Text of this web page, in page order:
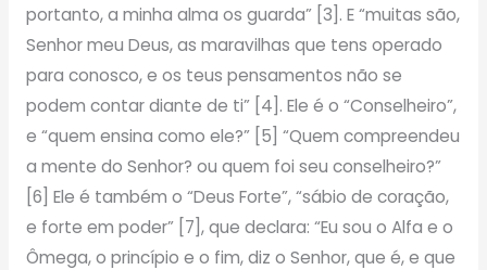
portanto, a minha alma os guarda” [3]. E “muitas são,
Senhor meu Deus, as maravilhas que tens operado
para conosco, e os teus pensamentos não se
podem contar diante de ti” [4]. Ele é o “Conselheiro”,
e “quem ensina como ele?” [5] “Quem compreendeu
a mente do Senhor? ou quem foi seu conselheiro?”
[6] Ele é também o “Deus Forte”, “sábio de coração,
e forte em poder” [7], que declara: “Eu sou o Alfa e o
Ômega, o princípio e o fim, diz o Senhor, que é, e que